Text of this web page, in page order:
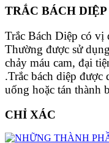
TRẮC BÁCH DIỆP
Trắc Bách Diệp có vị
Thường được sử
chảy máu cam, đại
.Trắc bách diệp
uống hoặc tán thành
CHỈ XÁC